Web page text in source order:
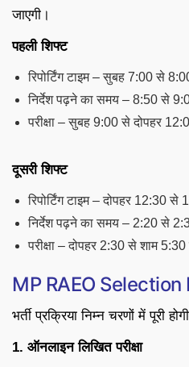
जाएगी।
पहली शिफ्ट
रिपोर्टिंग टाइम – सुबह 7:00 से
निर्देश पढ़ने का समय – 8:50 से
परीक्षा – सुबह 9:00 से दोपहर
दूसरी शिफ्ट
रिपोर्टिंग टाइम – दोपहर 12:30 से
निर्देश पढ़ने का समय – 2:20 से
परीक्षा – दोपहर 2:30 से शाम
MP RAEO
भर्ती प्रक्रिया निम्न चरणों में पूरी
1. ऑनलाइन लिखित परीक्षा